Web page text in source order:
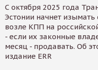
С октября 2025 года
Эстонии начнет
возле КПП на
- если их законные
месяц - продавать. Об
издание ERR